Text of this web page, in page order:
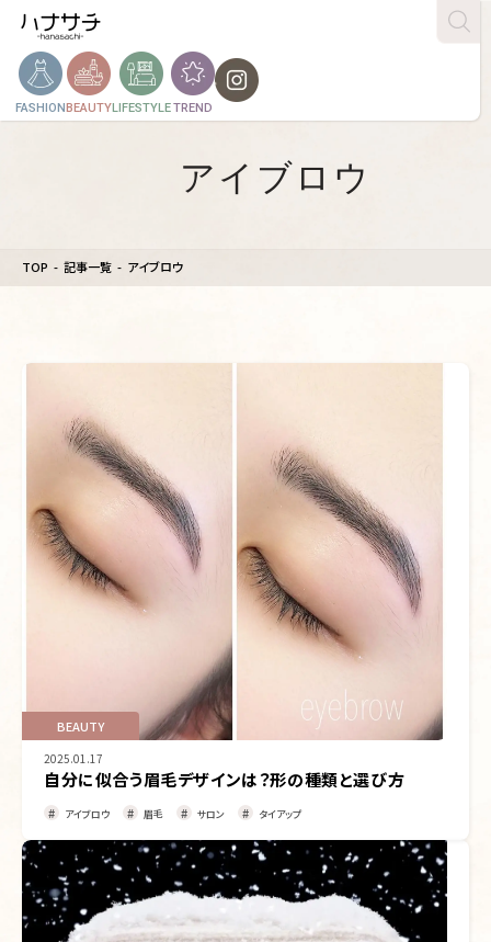
FASHIONBEAUTYLIFESTYLETREND
アイブロウ
TOP 記事一覧 アイブロウ
BEAUTY
2025.01.17
自分に似合う眉毛デザインは？形の種類と選び方
アイブロウ 眉毛 サロン タイアップ